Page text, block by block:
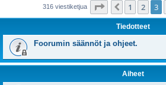
316 viestiketjua Sivu /7
Edellinen
1 2 3
Tiedotteet
Foorumin säännöt ja ohjeet.
Aiheet